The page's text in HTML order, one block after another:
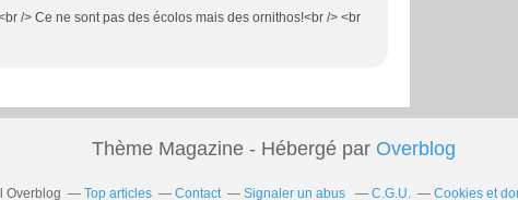
/> Ce ne sont pas des écolos mais des ornithos!<br /> <br
Thème Magazine - Hébergé par Overblog
Overblog Top articles Contact Signaler un abus C.G.U. Cookies et